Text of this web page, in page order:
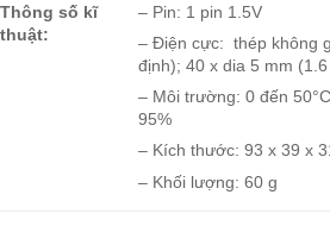
Thông số kĩ
thuật:
– Pin: 1 pin 1.5V
– Điện cực: thép không
định); 40 x dia 5 mm (1.6
– Môi trường: 0 đến
95%
– Kích thước: 93 x 39 x
– Khối lượng: 60 g